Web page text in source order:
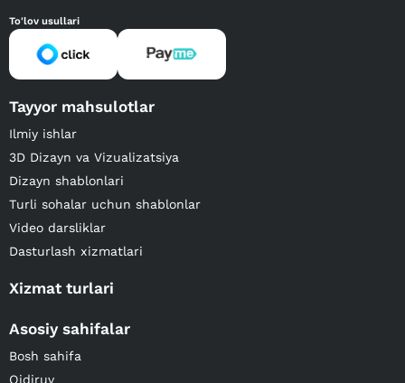
To'lov usullari
Tayyor mahsulotlar
Ilmiy ishlar
3D Dizayn va Vizualizatsiya
Dizayn shablonlari
Turli sohalar uchun shablonlar
Video darsliklar
Dasturlash xizmatlari
Xizmat turlari
Asosiy sahifalar
Bosh sahifa
Qidiruv